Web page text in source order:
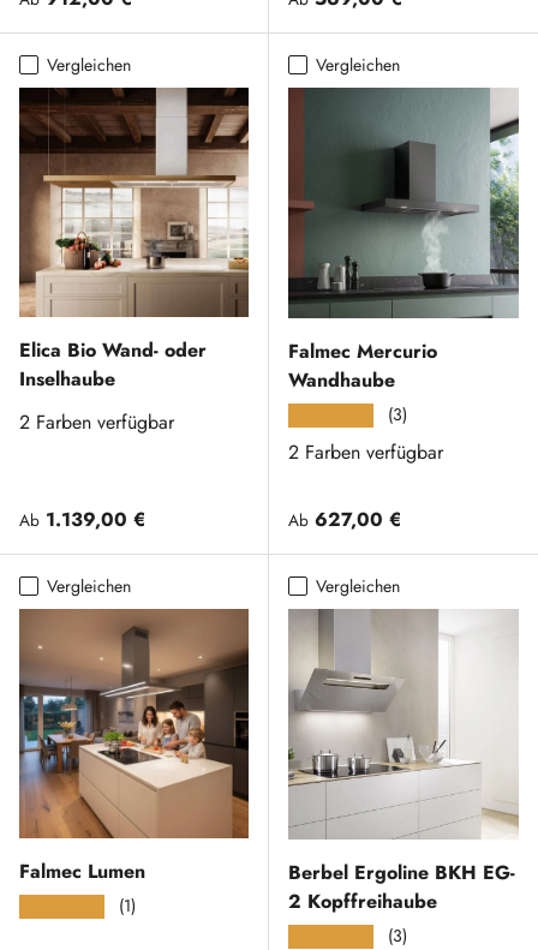
Vergleichen
Elica Bio Wand- oder
Inselhaube
2 Farben verfügbar
Normaler Preis
Ab 1.139,00 €
Vergleichen
Falmec Mercurio
Wandhaube
(3)
2 Farben verfügbar
Normaler Preis
Ab 627,00 €
Vergleichen
Falmec Lumen
(1)
Vergleichen
Berbel Ergoline BKH EG-
2 Kopffreihaube
(3)